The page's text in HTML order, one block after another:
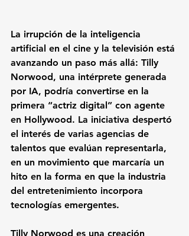
La irrupción de la inteligencia
artificial en el cine y la televisión está
avanzando un paso más allá: Tilly
Norwood, una intérprete generada
por IA, podría convertirse en la
primera “actriz digital” con agente
en Hollywood. La iniciativa despertó
el interés de varias agencias de
talentos que evalúan representarla,
en un movimiento que marcaría un
hito en la forma en que la industria
del entretenimiento incorpora
tecnologías emergentes.
Tilly Norwood es una creación